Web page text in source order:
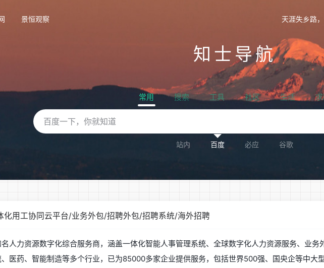
景恒观察 天涯失乡路
知士导航
常用 搜索 工具 社区 生活
站内 百度 必应 谷歌
化用工协同云平台/业务外包/招聘外包/招聘系统/海外招聘
人力资源数字化综合服务商，涵盖一体化智能人事管理系统、全球数字化人力资源服务、业务
医药、智能制造等多个行业，已为85000多家企业提供服务，包括世界500强、国央企等中大